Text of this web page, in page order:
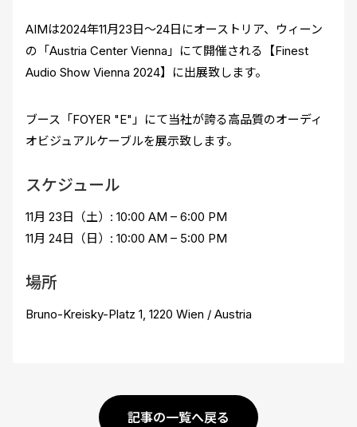
AIMは2024年11月23日～24日にオーストリア、ウィーン
の「Austria Center Vienna」にて開催される【Finest
Audio Show Vienna 2024】に出展致します。
ブース「FOYER "E"」にて当社が誇る高品質のオーディ
オビジュアルケーブルを展示致します。
スケジュール
11月 23日（土）: 10:00 AM – 6:00 PM
11月 24日（日）: 10:00 AM – 5:00 PM
場所
Bruno-Kreisky-Platz 1, 1220 Wien / Austria
記事の一覧へ戻る